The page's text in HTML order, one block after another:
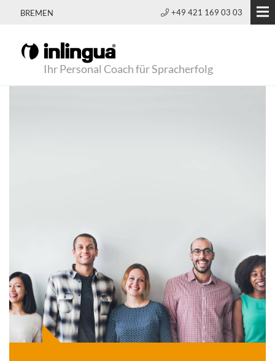
BREMEN +49 421 169 03 03
Ihr Personal Coach für Spracherfolg